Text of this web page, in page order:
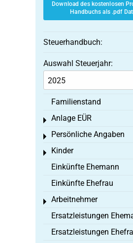
Download des kostenlosen
Handbuchs als .pdf
Steuerhandbuch:
Auswahl Steuerjahr:
Familienstand
Anlage EÜR
Toggle menu
Persönliche Angaben
Toggle menu
Kinder
Toggle menu
Einkünfte Ehemann
Einkünfte Ehefrau
Arbeitnehmer
Toggle menu
Ersatzleistungen
Ersatzleistungen